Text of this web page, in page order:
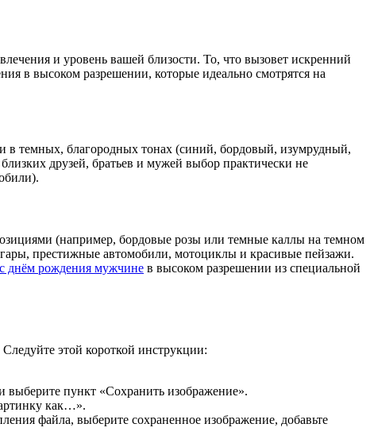
и уровень вашей близости. То, что вызовет искренний
в высоком разрешении, которые идеально смотрятся на
в темных, благородных тонах (синий, бордовый, изумрудный,
друзей, братьев и мужей выбор практически не
(например, бордовые розы или темные каллы на темном
престижные автомобили, мотоциклы и красивые пейзажи.
днём рождения мужчине в высоком разрешении из специальной
этой короткой инструкции:
выберите пункт «Сохранить изображение».
как…».
файла, выберите сохраненное изображение, добавьте